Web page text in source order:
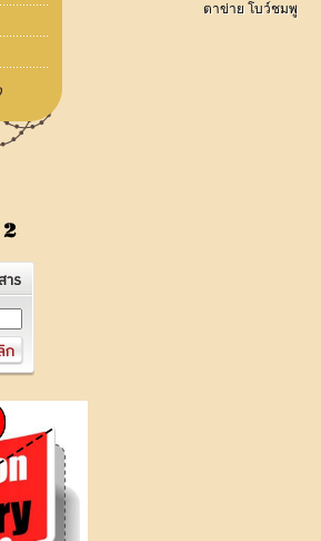
ตาข่าย โบว์ชมพู